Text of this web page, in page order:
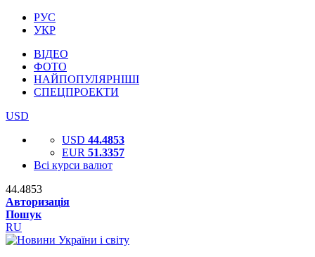
РУС
УКР
ВІДЕО
ФОТО
НАЙПОПУЛЯРНІШІ
СПЕЦПРОЕКТИ
USD
USD 44.4853
EUR 51.3357
Всі курси валют
44.4853
Авторизація
Пошук
RU